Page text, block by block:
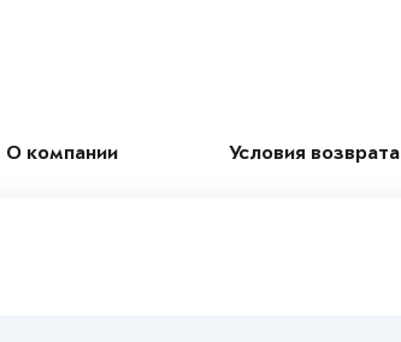
О компании Условия возврата